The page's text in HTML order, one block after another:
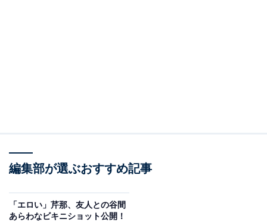
編集部が選ぶおすすめ記事
「エロい」芹那、友人との谷間
あらわなビキニショット公開！